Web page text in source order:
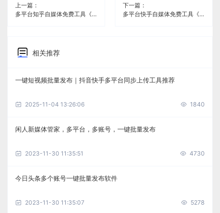
上一篇：
多平台知乎自媒体免费工具《闲人新媒体管家》
下一篇：
多平台快手自媒体免费工具《闲人新媒体管家》
相关推荐
一键短视频批量发布｜抖音快手多平台同步上传工具推荐
2025-11-04 13:26:06 1840
闲人新媒体管家，多平台，多账号，一键批量发布
2023-11-30 11:35:51 4730
今日头条多个账号一键批量发布软件
2023-11-30 11:35:07 5278